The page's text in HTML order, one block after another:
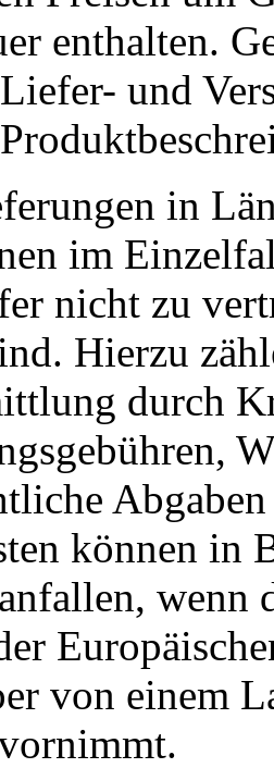
enthalten.
und
in
im
nicht zu
Hierzu
durch
können in
von einem